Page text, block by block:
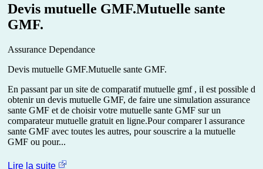
Devis mutuelle GMF.Mutuelle sante
GMF.
Assurance Dependance
Devis mutuelle GMF.Mutuelle sante GMF.
En passant par un site de comparatif mutuelle gmf , il est possible d
obtenir un devis mutuelle GMF, de faire une simulation assurance
sante GMF et de choisir votre mutuelle sante GMF sur un
comparateur mutuelle gratuit en ligne.Pour comparer l assurance
sante GMF avec toutes les autres, pour souscrire a la mutuelle
GMF ou pour...
Lire la suite